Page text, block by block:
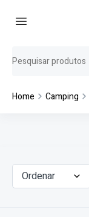
Home Camping
Ordenar